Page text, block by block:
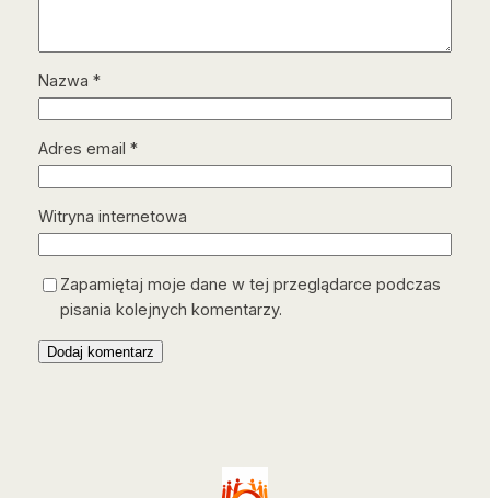
Nazwa *
Adres email *
Witryna internetowa
Zapamiętaj moje dane w tej przeglądarce podczas
pisania kolejnych komentarzy.